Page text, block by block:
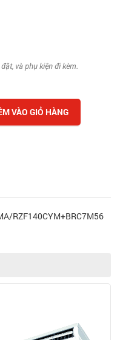
và phụ kiện đi kèm.
VÀO GIỎ HÀNG
RZF140CYM+BRC7M56